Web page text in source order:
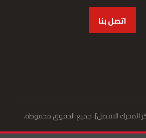
اتصل بنا
المحرك الافضل]. جميع الحقوق محفوظة.